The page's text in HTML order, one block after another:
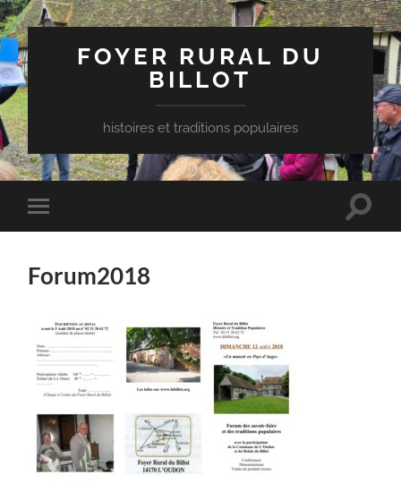
FOYER RURAL DU
BILLOT
histoires et traditions populaires
Toggle
mobile
Toggle
Forum2018